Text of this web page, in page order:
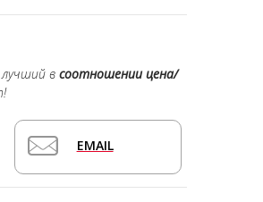
лучший всоотношении цена/
EMAIL